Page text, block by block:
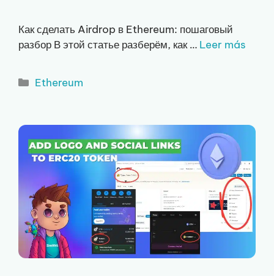
Как сделать Airdrop в Ethereum: пошаговый
разбор В этой статье разберём, как … Leer más
Рубрики
Ethereum